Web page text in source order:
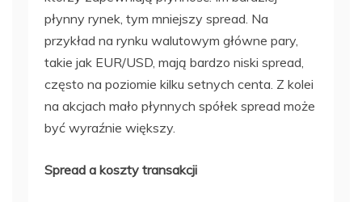
płynny rynek, tym mniejszy spread. Na
przykład na rynku walutowym główne pary,
takie jak EUR/USD, mają bardzo niski spread,
często na poziomie kilku setnych centa. Z kolei
na akcjach mało płynnych spółek spread może
być wyraźnie większy.
Spread a koszty transakcji